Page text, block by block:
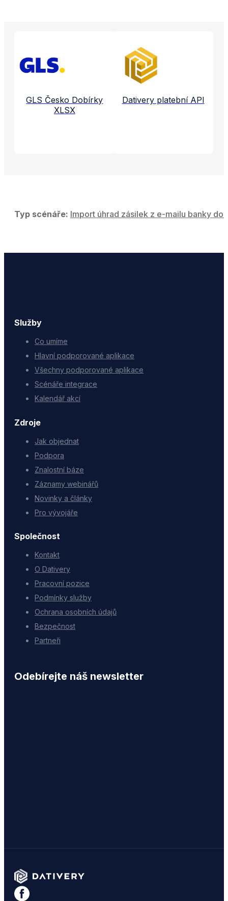
Propojené aplikace a služby
GLS Česko Dobírky
XLSX
Dativery platební API
Typ scénáře: Import úhrad zásilek z e-mailu banky do
Služby
Co umíme
Hlavní podporované aplikace
Všechny podporované aplikace
Scénáře integrace
Kalendář akcí
Zdroje
Jak objednat
Podpora
Znalostní báze
Záznamy webinářů
Novinky a články
Pro vývojáře
Společnost
Kontakt
O Dativery
Pracovní pozice
Podmínky služby
Ochrana osobních údajů
Bezpečnost
Partneři
Odebírejte náš newsletter